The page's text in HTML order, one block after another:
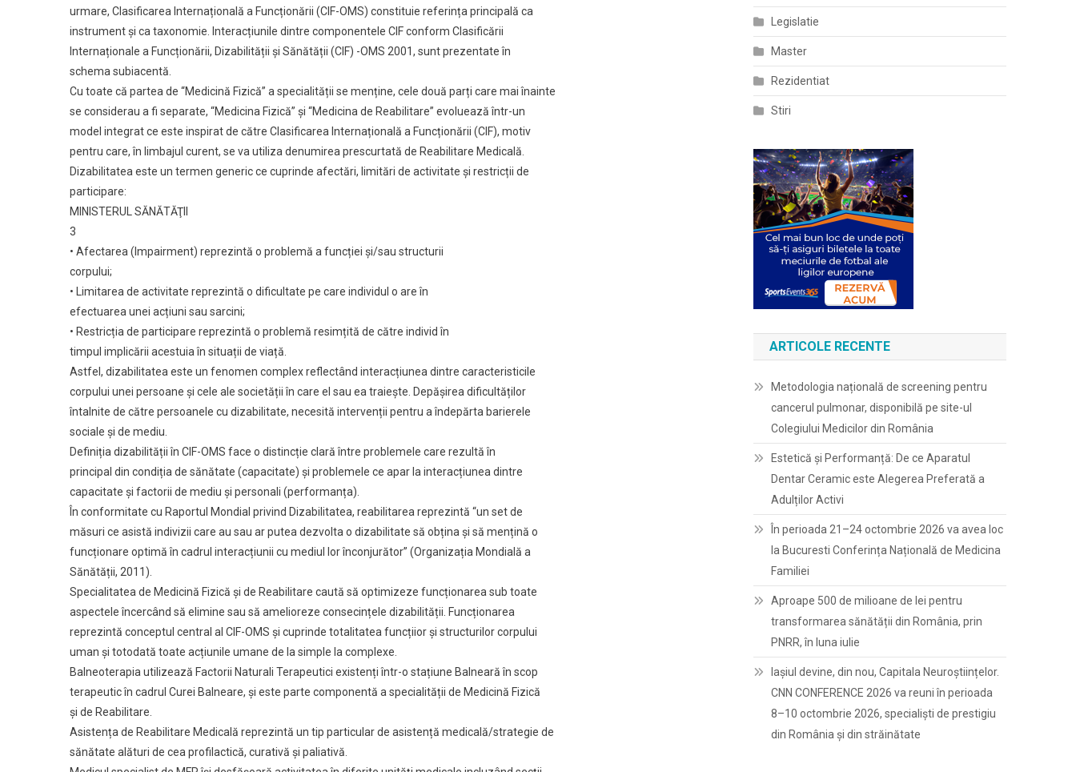
urmare, Clasificarea Internațională a Funcționării (CIF-OMS) constituie referința principală ca
instrument și ca taxonomie. Interacțiunile dintre componentele CIF conform Clasificării
Internaționale a Funcționării, Dizabilității și Sănătății (CIF) -OMS 2001, sunt prezentate în
schema subiacentă.
Cu toate că partea de “Medicină Fizică” a specialității se menține, cele două parți care mai înainte
se considerau a fi separate, “Medicina Fizică” și “Medicina de Reabilitare” evoluează într-un
model integrat ce este inspirat de către Clasificarea Internațională a Funcționării (CIF), motiv
pentru care, în limbajul curent, se va utiliza denumirea prescurtată de Reabilitare Medicală.
Dizabilitatea este un termen generic ce cuprinde afectări, limitări de activitate și restricții de
participare:
MINISTERUL SĂNĂTĂŢII
3
• Afectarea (Impairment) reprezintă o problemă a funcției și/sau structurii
corpului;
• Limitarea de activitate reprezintă o dificultate pe care individul o are în
efectuarea unei acțiuni sau sarcini;
• Restricția de participare reprezintă o problemă resimțită de către individ în
timpul implicării acestuia în situații de viață.
Astfel, dizabilitatea este un fenomen complex reflectând interacțiunea dintre caracteristicile
corpului unei persoane și cele ale societății în care el sau ea traiește. Depășirea dificultăților
întalnite de către persoanele cu dizabilitate, necesită intervenții pentru a îndepărta barierele
sociale și de mediu.
Definiția dizabilității în CIF-OMS face o distincție clară între problemele care rezultă în
principal din condiția de sănătate (capacitate) și problemele ce apar la interacțiunea dintre
capacitate și factorii de mediu și personali (performanța).
În conformitate cu Raportul Mondial privind Dizabilitatea, reabilitarea reprezintă “un set de
măsuri ce asistă indivizii care au sau ar putea dezvolta o dizabilitate să obțina și să mențină o
funcționare optimă în cadrul interacțiunii cu mediul lor înconjurător” (Organizația Mondială a
Sănătății, 2011).
Specialitatea de Medicină Fizică și de Reabilitare caută să optimizeze funcționarea sub toate
aspectele încercând să elimine sau să amelioreze consecințele dizabilității. Funcționarea
reprezintă conceptul central al CIF-OMS și cuprinde totalitatea funcțiior și structurilor corpului
uman și totodată toate acțiunile umane de la simple la complexe.
Balneoterapia utilizează Factorii Naturali Terapeutici existenți într-o stațiune Balneară în scop
terapeutic în cadrul Curei Balneare, și este parte componentă a specialității de Medicină Fizică
și de Reabilitare.
Asistența de Reabilitare Medicală reprezintă un tip particular de asistență medicală/strategie de
sănătate alături de cea profilactică, curativă și paliativă.
Legislatie
Master
Rezidentiat
Stiri
ARTICOLE RECENTE
Metodologia națională de screening pentru
cancerul pulmonar, disponibilă pe site-ul
Colegiului Medicilor din România
Estetică și Performanță: De ce Aparatul
Dentar Ceramic este Alegerea Preferată a
Adulților Activi
În perioada 21–24 octombrie 2026 va avea loc
la Bucuresti Conferința Națională de Medicina
Familiei
Aproape 500 de milioane de lei pentru
transformarea sănătății din România, prin
PNRR, în luna iulie
Iașiul devine, din nou, Capitala Neuroștiințelor.
CNN CONFERENCE 2026 va reuni în perioada
8–10 octombrie 2026, specialiști de prestigiu
din România și din străinătate